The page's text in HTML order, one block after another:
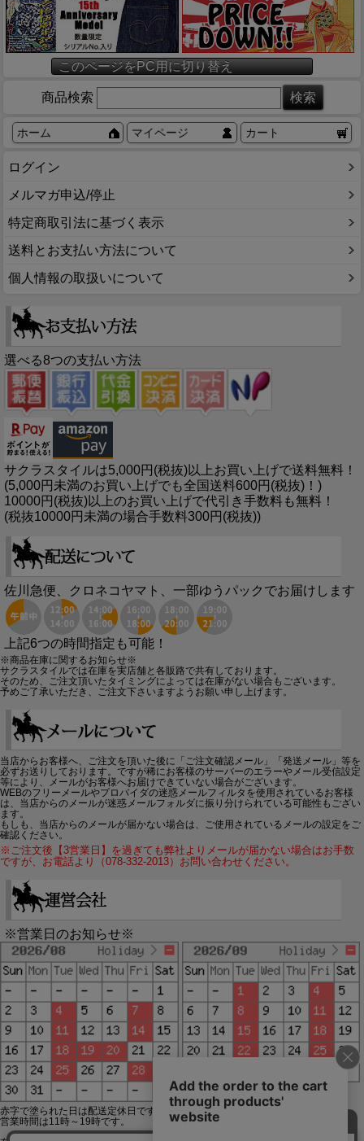
このページをPC用に切り替え
商品検索
ホーム マイページ カート
ログイン
メルマガ申込/停止
特定商取引法に基づく表示
送料とお支払い方法について
個人情報の取扱いについて
選べる8つの支払い方法
サクラスタイルは5,000円(税抜)以上お買い上げで送料無料！
(5,000円未満のお買い上げでも全国送料600円(税抜)！)
10000円(税抜)以上のお買い上げで代引き手数料も無料！
(税抜10000円未満の場合手数料300円(税抜))
佐川急便、クロネコヤマト、一部ゆうパックでお届けします
上記6つの時間指定も可能！
※商品在庫に関するお知らせ※
サクラスタイルでは在庫を実店舗と各販路で共有しております。
そのため、ご注文頂いたタイミングによっては在庫がない場合もございます。
予めご了承いただき、ご注文下さいますようお願い申し上げます。
当店からお客様へ、ご注文を頂いた後に「ご注文確認メール」「発送メール」等を
必ずお送りしております。ですが稀にお客様のサーバーのエラーやメール受信設定
等により、メールがお客様へお届けできていない場合がございます。
WEBのフリーメールやプロバイダの迷惑メールフィルタを使用されているお客様
は、当店からのメールが迷惑メールフォルダに振り分けられている可能性もござい
ます。
もしも、当店からのメールが届かない場合は、ご使用されているメールの設定をご
確認ください。
※ご注文後【3営業日】を過ぎても弊社よりメールが届かない場合はお手数
ですが、お電話より（078-332-2013）お問い合わせください。
※営業日のお知らせ※
赤字で塗られた日は配送定休日です。
営業時間は11時～19時です。